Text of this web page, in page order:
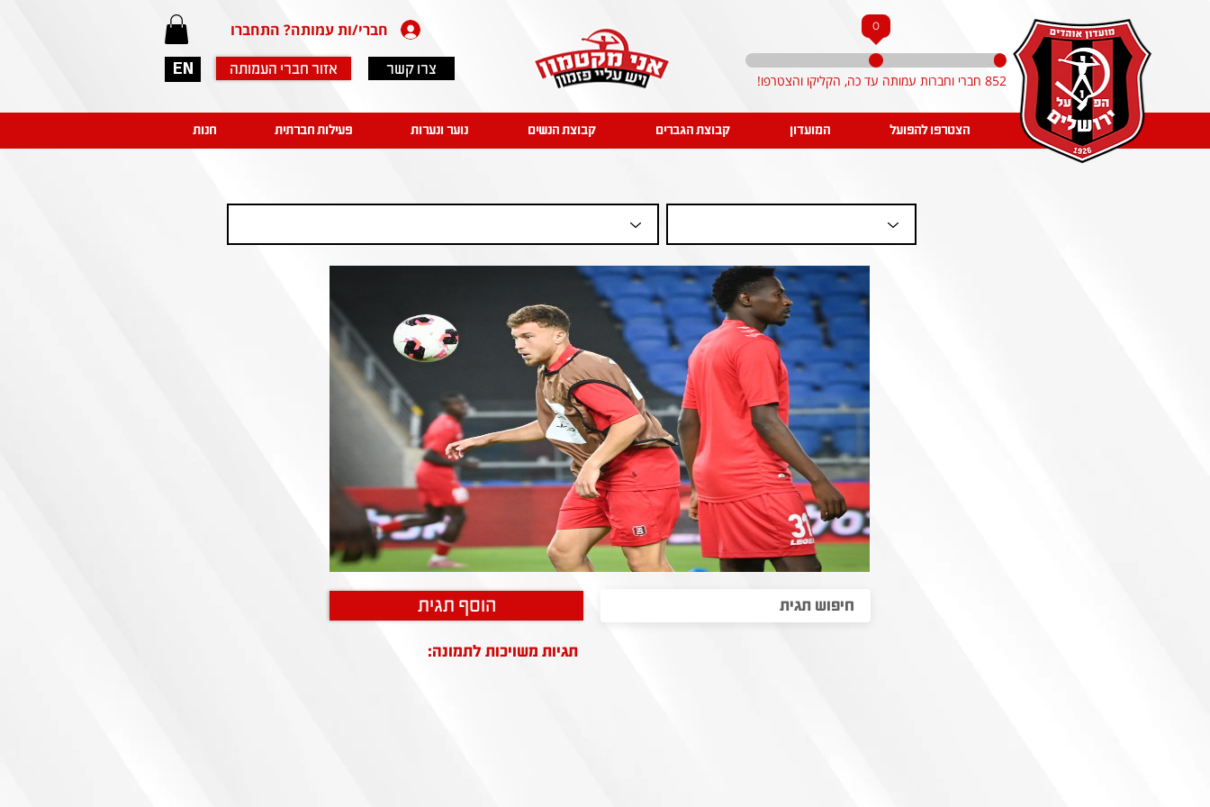
EN
חברי/ות עמותה? התחברו
אזור חברי העמותה צרו קשר
0
852 חברי וחברות עמותה עד כה, הקליקו והצטרפו!
הצטרפו להפועל המועדון קבוצת הגברים קבוצת הנשים נוער ונערות פעילות חברתית חנות
הוסף תגית
תגיות משויכות לתמונה: